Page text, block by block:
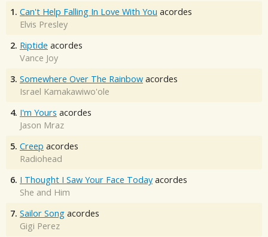
1. Can't Help Falling In Love With You acordes
Elvis Presley
2. Riptide acordes
Vance Joy
3. Somewhere Over The Rainbow acordes
Israel Kamakawiwo'ole
4. I'm Yours acordes
Jason Mraz
5. Creep acordes
Radiohead
6. I Thought I Saw Your Face Today acordes
She and Him
7. Sailor Song acordes
Gigi Perez